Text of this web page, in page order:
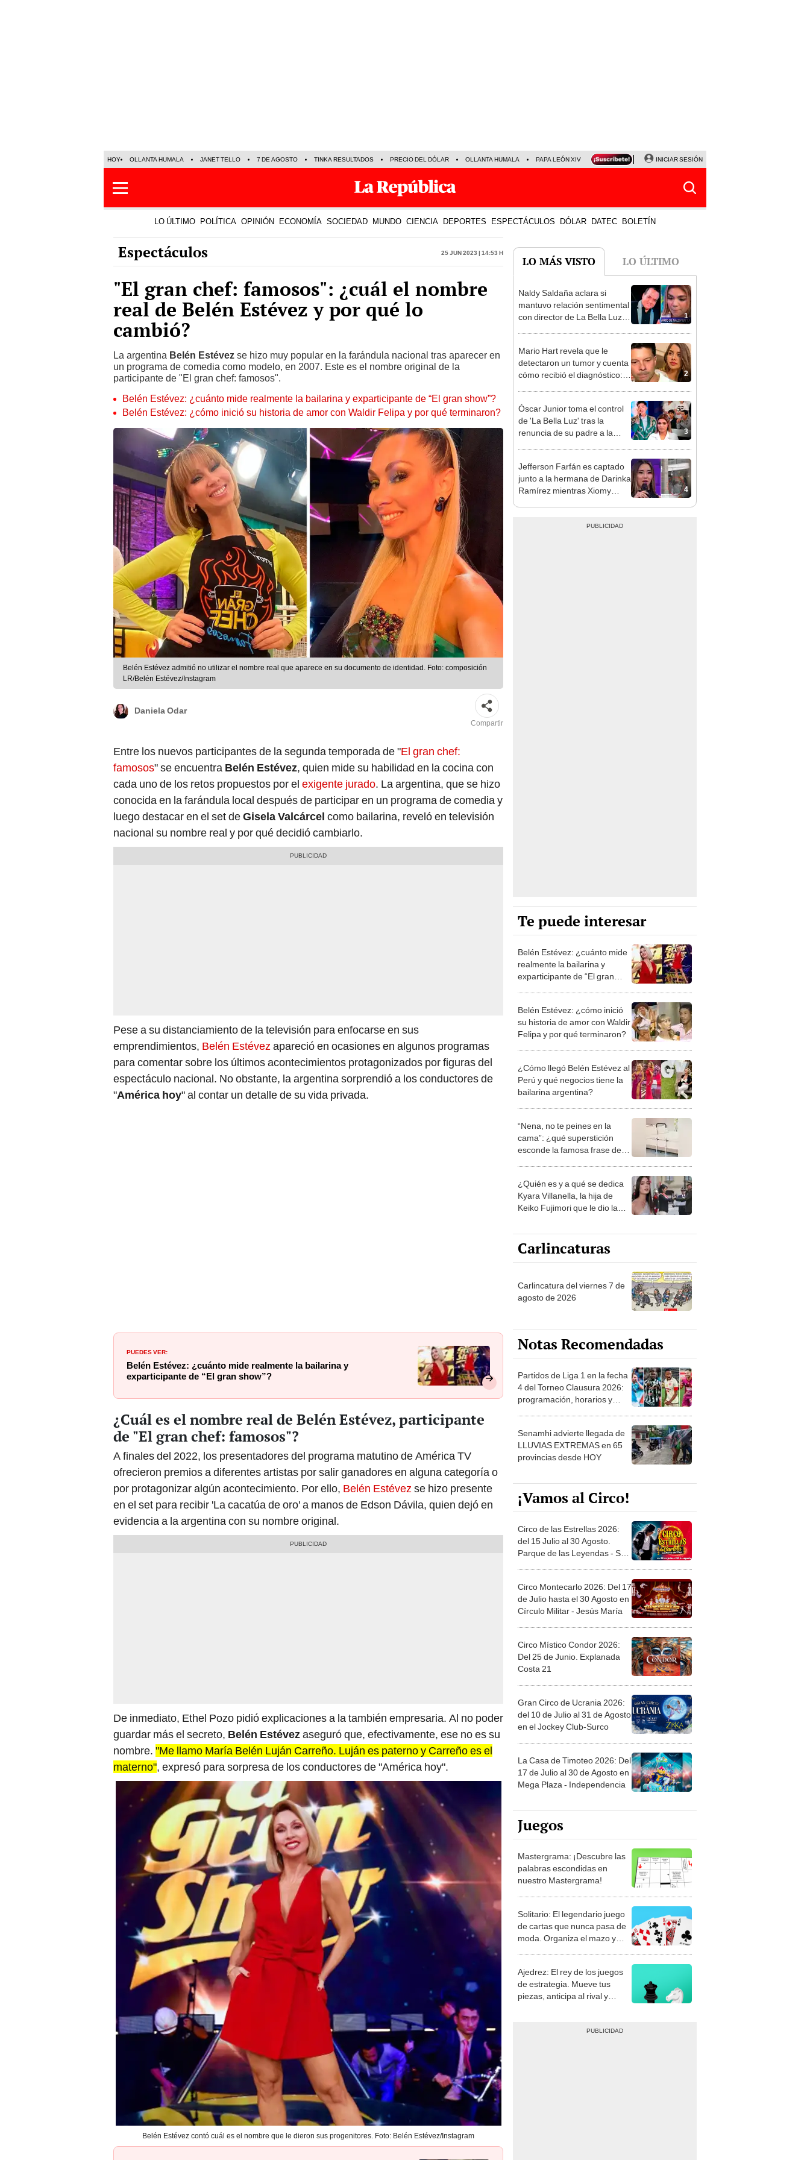
HOY OLLANTA HUMALA JANET TELLO 7 DE AGOSTO TINKA RESULTADOS PRECIO DEL DÓLAR OLLANTA HUMALA PAPA LEÓN XIV NALDY SALDAÑA LA BELLA LUZ
INICIAR SESIÓN
LO ÚLTIMO POLÍTICA OPINIÓN ECONOMÍA SOCIEDAD MUNDO CIENCIA DEPORTES ESPECTÁCULOS DÓLAR DATEC BOLETÍN
Espectáculos 25 Jun 2023 | 14:53 h
"El gran chef: famosos": ¿cuál el nombre
real de Belén Estévez y por qué lo
cambió?
La argentina Belén Estévez se hizo muy popular en la farándula nacional tras aparecer en
un programa de comedia como modelo, en 2007. Este es el nombre original de la
participante de "El gran chef: famosos".
Belén Estévez: ¿cuánto mide realmente la bailarina y exparticipante de “El gran show”?
Belén Estévez: ¿cómo inició su historia de amor con Waldir Felipa y por qué terminaron?
Belén Estévez admitió no utilizar el nombre real que aparece en su documento de identidad. Foto: composición
LR/Belén Estévez/Instagram
Daniela Odar
Compartir
Entre los nuevos participantes de la segunda temporada de "El gran chef:
famosos" se encuentra Belén Estévez, quien mide su habilidad en la cocina con
cada uno de los retos propuestos por el exigente jurado. La argentina, que se hizo
conocida en la farándula local después de participar en un programa de comedia y
luego destacar en el set deGisela Valcárcel como bailarina, reveló en televisión
nacional su nombre real y por qué decidió cambiarlo.
Pese a su distanciamiento de la televisión para enfocarse en sus
emprendimientos, Belén Estévezapareció en ocasiones en algunos programas
para comentar sobre los últimos acontecimientos protagonizados por figuras del
espectáculo nacional. No obstante, la argentina sorprendió a los conductores de
"América hoy" al contar un detalle de su vida privada.
PUEDES VER:
Belén Estévez: ¿cuánto mide realmente la bailarina y
exparticipante de “El gran show”?
¿Cuál es el nombre real de Belén Estévez, participante
de "El gran chef: famosos"?
A finales del 2022, los presentadores del programa matutino de América TV
ofrecieron premios a diferentes artistas por salir ganadores en alguna categoría o
por protagonizar algún acontecimiento. Por ello, Belén Estévez se hizo presente
en el set para recibir 'La cacatúa de oro' a manos de Edson Dávila, quien dejó en
evidencia a la argentina con su nombre original.
De inmediato, Ethel Pozo pidió explicaciones a la también empresaria. Al no poder
guardar más el secreto, Belén Estévezaseguró que, efectivamente, ese no es su
nombre. "Me llamo María Belén Luján Carreño. Luján es paterno y Carreño es el
materno", expresó para sorpresa de los conductores de "América hoy".
Belén Estévez contó cuál es el nombre que le dieron sus progenitores. Foto: Belén Estévez/Instagram
LO MÁS VISTO LO ÚLTIMO
1
Naldy Saldaña aclara si
mantuvo relación sentimental
con director de La Bella Luz
bajo”
2
Mario Hart revela que le
detectaron un tumor y cuenta
cómo recibió el diagnóstico:
3
Óscar Junior toma el control
de 'La Bella Luz' tras la
renuncia de su padre a la
4
Jefferson Farfán es captado
junto a la hermana de Darinka
Ramírez mientras Xiomy
Te puede interesar
Belén Estévez: ¿cuánto mide
realmente la bailarina y
exparticipante de “El gran
Belén Estévez: ¿cómo inició
su historia de amor con Waldir
Felipa y por qué terminaron?
¿Cómo llegó Belén Estévez al
Perú y qué negocios tiene la
bailarina argentina?
“Nena, no te peines en la
cama”: ¿qué superstición
esconde la famosa frase de
¿Quién es y a qué se dedica
Kyara Villanella, la hija de
Keiko Fujimori que le dio la
Carlincaturas
Carlincatura del viernes 7 de
agosto de 2026
Notas Recomendadas
Partidos de Liga 1 en la fecha
4 del Torneo Clausura 2026:
programación, horarios y
Senamhi advierte llegada de
LLUVIAS EXTREMAS en 65
provincias desde HOY
¡Vamos al Circo!
Circo de las Estrellas 2026:
del 15 Julio al 30 Agosto.
Parque de las Leyendas - San
Circo Montecarlo 2026: Del 17
de Julio hasta el 30 Agosto en
Círculo Militar - Jesús María
Circo Místico Condor 2026:
Del 25 de Junio. Explanada
Costa 21
Gran Circo de Ucrania 2026:
del 10 de Julio al 31 de Agosto
en el Jockey Club-Surco
La Casa de Timoteo 2026: Del
17 de Julio al 30 de Agosto en
Mega Plaza - Independencia
Juegos
Mastergrama: ¡Descubre las
palabras escondidas en
nuestro Mastergrama!
Solitario: El legendario juego
de cartas que nunca pasa de
moda. Organiza el mazo y
Ajedrez: El rey de los juegos
de estrategia. Mueve tus
piezas, anticipa al rival y